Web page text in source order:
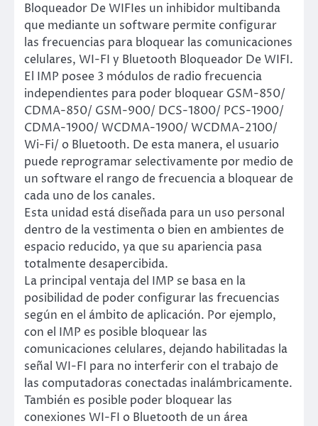
Bloqueador De WIFIes un inhibidor multibanda
que mediante un software permite configurar
las frecuencias para bloquear las comunicaciones
celulares, WI-FI y Bluetooth Bloqueador De WIFI.
El IMP posee 3 módulos de radio frecuencia
independientes para poder bloquear GSM-850/
CDMA-850/ GSM-900/ DCS-1800/ PCS-1900/
CDMA-1900/ WCDMA-1900/ WCDMA-2100/
Wi-Fi/ o Bluetooth. De esta manera, el usuario
puede reprogramar selectivamente por medio de
un software el rango de frecuencia a bloquear de
cada uno de los canales.
Esta unidad está diseñada para un uso personal
dentro de la vestimenta o bien en ambientes de
espacio reducido, ya que su apariencia pasa
totalmente desapercibida.
La principal ventaja del IMP se basa en la
posibilidad de poder configurar las frecuencias
según en el ámbito de aplicación. Por ejemplo,
con el IMP es posible bloquear las
comunicaciones celulares, dejando habilitadas la
señal WI-FI para no interferir con el trabajo de
las computadoras conectadas inalámbricamente.
También es posible poder bloquear las
conexiones WI-FI o Bluetooth de un área